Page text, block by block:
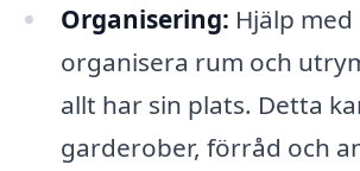
Organisering: Hjälp
organisera rum och
allt har sin plats. Detta
garderober, förråd och